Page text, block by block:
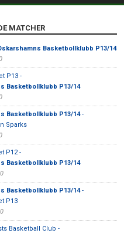
MATCHER
Basketbollklubb P13/14
P13 -
Basketbollklubb P13/14
Basketbollklubb P13/14-
Sparks
P12 -
Basketbollklubb P13/14
Basketbollklubb P13/14-
P13
Basketball Club -